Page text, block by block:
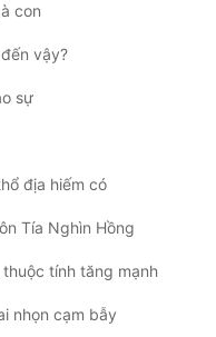
con
vậy?
sự
địa hiếm có
Tía Nghìn Hồng
tính tăng mạnh
nhọn cạm bẫy